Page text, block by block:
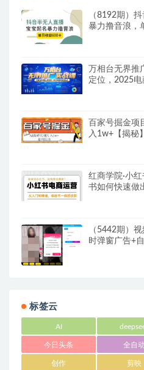
（8192期）
暴力撸音浪，
万相台无界推
定位，2025
百家号掘金项
入1w+【揭秘】
红商学院·小
书如何快速做
（5442期）
时弹窗广告+
标签云
AI
今日头条 全自动
创作 剪映